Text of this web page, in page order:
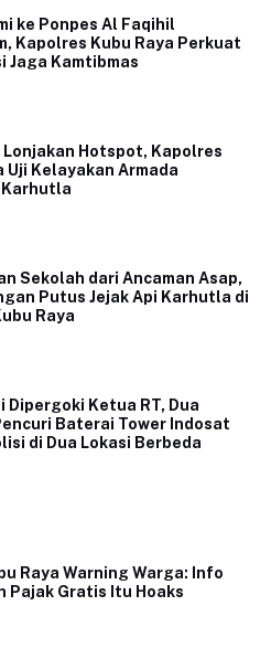
ke Ponpes Al Faqihil
Kapolres Kubu Raya Perkuat
Jaga Kamtibmas
Hotspot, Kapolres
Uji Kelayakan Armada
Karhutla
Sekolah dari Ancaman Asap,
Putus Jejak Api Karhutla di
Raya
Dipergoki Ketua RT, Dua
Baterai Tower Indosat
di Dua Lokasi Berbeda
Raya Warning Warga: Info
Pajak Gratis Itu Hoaks